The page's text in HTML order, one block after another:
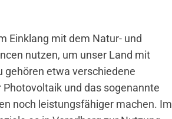
Einklang mit dem Natur- und
nutzen, um unser Land mit
gehören etwa verschiedene
und das sogenannte
noch leistungsfähiger machen. Im